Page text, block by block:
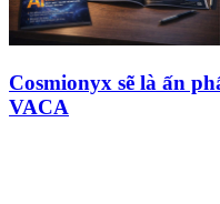
Cosmionyx sẽ là ấn
VACA